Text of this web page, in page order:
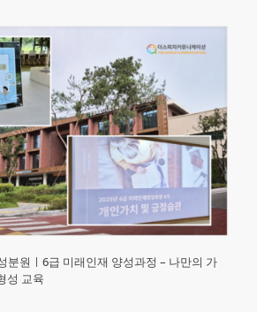
분원ㅣ6급 미래인재 양성과정 – 나만의 가
성 교육